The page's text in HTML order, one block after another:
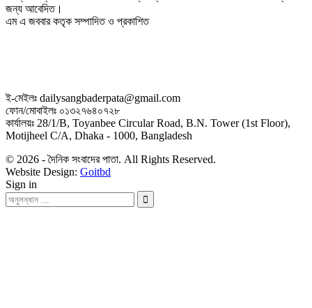
জন্য আবেদিত।
এম এ জববার কতৃক সম্পাদিত ও প্রকাশিত
ই-মেইলঃ dailysangbaderpata@gmail.com
ফোন/মোবাইলঃ ০১৩২৭৬৪০৭২৮
কার্যালয়ঃ 28/1/B, Toyanbee Circular Road, B.N. Tower (1st Floor),
Motijheel C/A, Dhaka - 1000, Bangladesh
© 2026 - দৈনিক সংবাদের পাতা. All Rights Reserved.
Website Design: Goitbd
Sign in